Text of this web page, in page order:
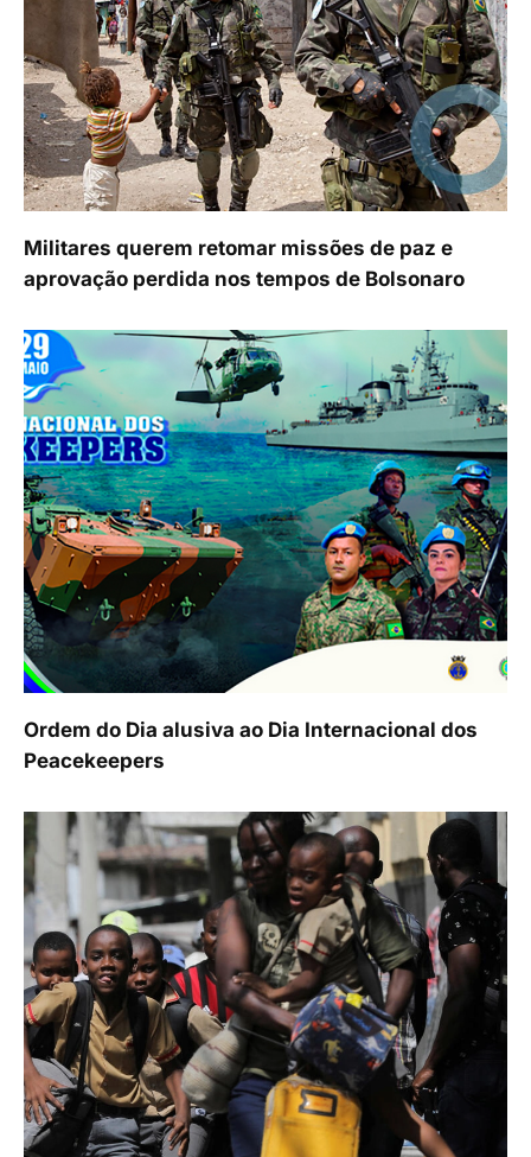
Militares querem retomar missões de paz e
aprovação perdida nos tempos de Bolsonaro
Ordem do Dia alusiva ao Dia Internacional dos
Peacekeepers